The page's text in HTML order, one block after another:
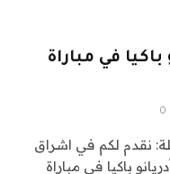
باكيا في مباراة
0
عاجلة: نقدم لكم في اشراق
أدريانو باكيا في مباراة